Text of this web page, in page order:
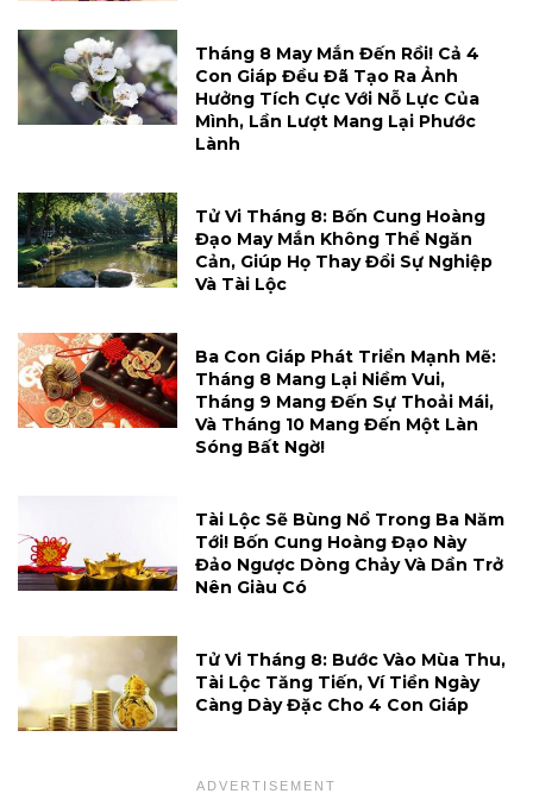
Tháng 8 May Mắn Đến Rồi! Cả 4
Con Giáp Đều Đã Tạo Ra Ảnh
Hưởng Tích Cực Với Nỗ Lực Của
Mình, Lần Lượt Mang Lại Phước
Lành
Tử Vi Tháng 8: Bốn Cung Hoàng
Đạo May Mắn Không Thể Ngăn
Cản, Giúp Họ Thay Đổi Sự Nghiệp
Và Tài Lộc
Ba Con Giáp Phát Triển Mạnh Mẽ:
Tháng 8 Mang Lại Niềm Vui,
Tháng 9 Mang Đến Sự Thoải Mái,
Và Tháng 10 Mang Đến Một Làn
Sóng Bất Ngờ!
Tài Lộc Sẽ Bùng Nổ Trong Ba Năm
Tới! Bốn Cung Hoàng Đạo Này
Đảo Ngược Dòng Chảy Và Dần Trở
Nên Giàu Có
Tử Vi Tháng 8: Bước Vào Mùa Thu,
Tài Lộc Tăng Tiến, Ví Tiền Ngày
Càng Dày Đặc Cho 4 Con Giáp